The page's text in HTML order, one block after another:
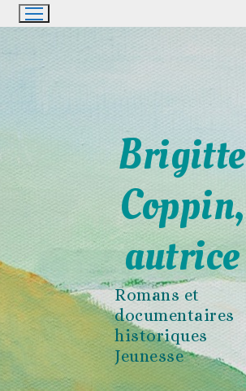
Aller
au
Brigitte
Coppin,
autrice
Romans et
documentaires
historiques
Jeunesse